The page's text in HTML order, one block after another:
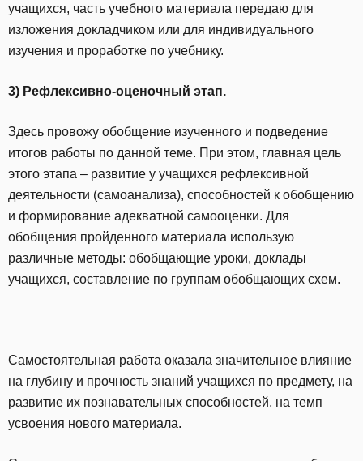
учащихся, часть учебного материала передаю для
изложения докладчиком или для индивидуального
изучения и проработке по учебнику.
3) Рефлексивно-оценочный этап.
Здесь провожу обобщение изученного и подведение
итогов работы по данной теме. При этом, главная цель
этого этапа – развитие у учащихся рефлексивной
деятельности (самоанализа), способностей к обобщению
и формирование адекватной самооценки. Для
обобщения пройденного материала использую
различные методы: обобщающие уроки, доклады
учащихся, составление по группам обобщающих схем.
Самостоятельная работа оказала значительное влияние
на глубину и прочность знаний учащихся по предмету, на
развитие их познавательных способностей, на темп
усвоения нового материала.